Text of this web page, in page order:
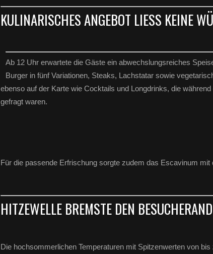
KULINARISCHES ANGEBOT LIESS KEINE
Ab 12 Uhr erwartete die Gäste ein abwechslungsreiches
Burger in fünf Variationen, Steaks, Lachstatar sowie
ebenso auf der Karte wie Cocktails und Longdrinks, die
gefragt waren.
Für die passende Erfrischung sorgte zudem das Escavinum mit
HITZEWELLE BREMSTE DEN
Die hochsommerlichen Temperaturen mit Spitzenwerten von